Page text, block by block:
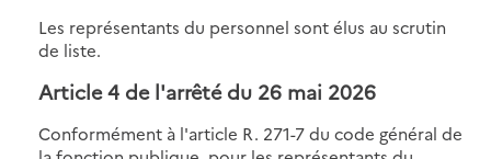
Les représentants du personnel sont élus au scrutin
de liste.
Article 4 de l'arrêté du 26 mai 2026
Conformément à l'article R. 271-7 du code général de